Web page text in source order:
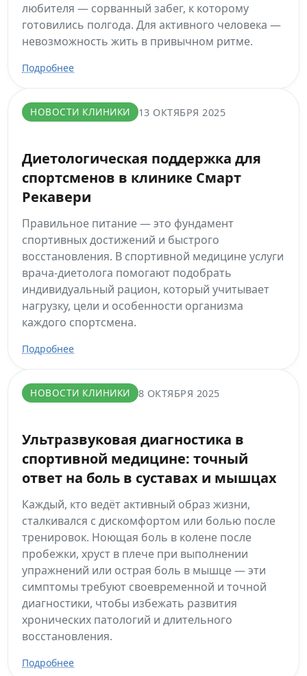
любителя — сорванный забег, к которому
готовились полгода. Для активного человека —
невозможность жить в привычном ритме.
Подробнее
НОВОСТИ КЛИНИКИ 13 ОКТЯБРЯ 2025
Диетологическая поддержка для
спортсменов в клинике Смарт
Рекавери
Правильное питание — это фундамент
спортивных достижений и быстрого
восстановления. В спортивной медицине услуги
врача-диетолога помогают подобрать
индивидуальный рацион, который учитывает
нагрузку, цели и особенности организма
каждого спортсмена.
Подробнее
НОВОСТИ КЛИНИКИ 8 ОКТЯБРЯ 2025
Ультразвуковая диагностика в
спортивной медицине: точный
ответ на боль в суставах и мышцах
Каждый, кто ведёт активный образ жизни,
сталкивался с дискомфортом или болью после
тренировок. Ноющая боль в колене после
пробежки, хруст в плече при выполнении
упражнений или острая боль в мышце — эти
симптомы требуют своевременной и точной
диагностики, чтобы избежать развития
хронических патологий и длительного
восстановления.
Подробнее